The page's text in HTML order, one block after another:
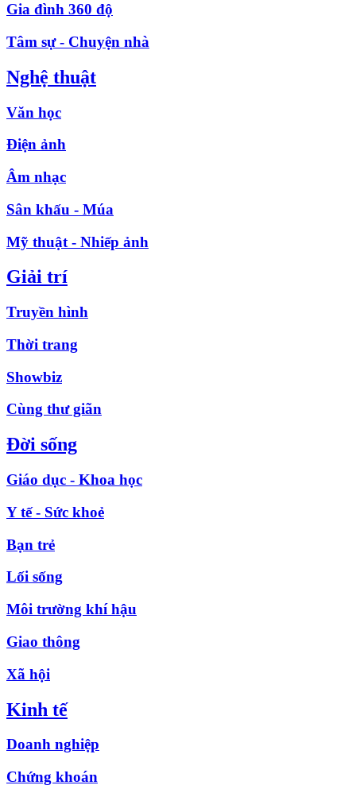
Gia đình 360 độ
Tâm sự - Chuyện nhà
Nghệ thuật
Văn học
Điện ảnh
Âm nhạc
Sân khấu - Múa
Mỹ thuật - Nhiếp ảnh
Giải trí
Truyền hình
Thời trang
Showbiz
Cùng thư giãn
Đời sống
Giáo dục - Khoa học
Y tế - Sức khoẻ
Bạn trẻ
Lối sống
Môi trường khí hậu
Giao thông
Xã hội
Kinh tế
Doanh nghiệp
Chứng khoán